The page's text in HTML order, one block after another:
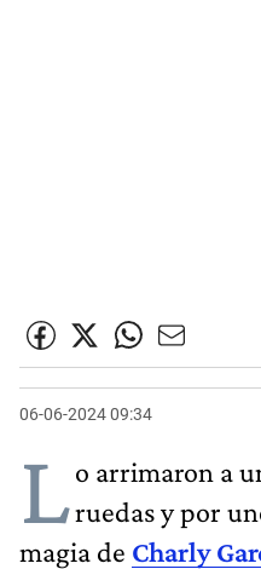
06-06-2024 09:34
Lo arrimaron a
ruedas y por
magia de Charly